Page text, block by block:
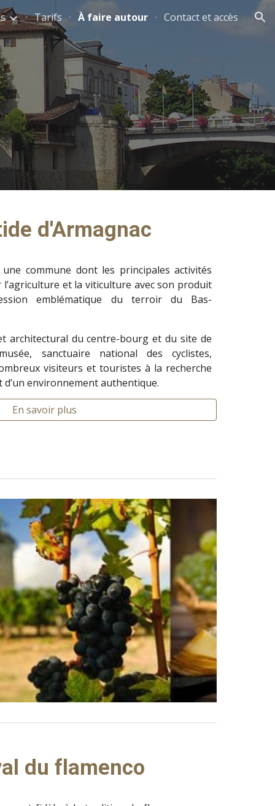
Tarifs À faire autour Contact et accès
d'Armagnac
une commune dont les principales activités
et la viticulture avec son produit
emblématique du terroir du Bas-
architectural du centre-bourg et du site de
sanctuaire national des cyclistes,
visiteurs et touristes à la recherche
d’un environnement authentique.
En savoir plus
du flamenco